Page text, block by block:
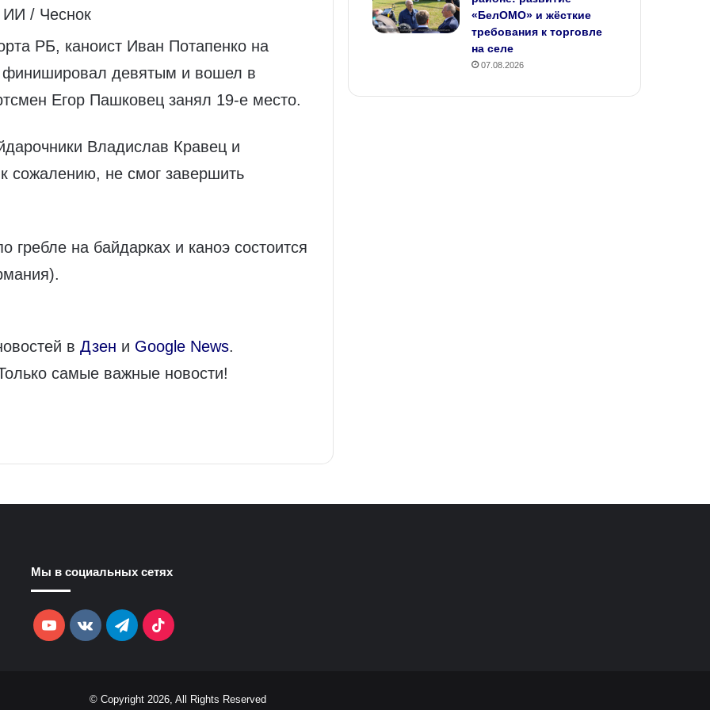
/ Чеснок
РБ, каноист Иван Потапенко на
финишировал девятым и вошел в
Егор Пашковец занял 19‑е место.
Владислав Кравец и
сожалению, не смог завершить
гребле на байдарках и каноэ состоится
в Дзен и Google News.
самые важные новости!
«БелОМО» и жёсткие
требования к торговле
на селе
07.08.2026
Мы в социальных сетях
YouTubevk.comTelegramTikTok
© Copyright 2026, All Rights Reserved